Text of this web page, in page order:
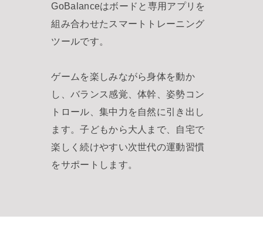
GoBalanceはボードと専用アプリを
組み合わせたスマートトレーニング
ツールです。
ゲームを楽しみながら身体を動か
し、バランス感覚、体幹、姿勢コン
トロール、集中力を自然に引き出し
ます。子どもから大人まで、自宅で
楽しく続けやすい次世代の運動習慣
をサポートします。